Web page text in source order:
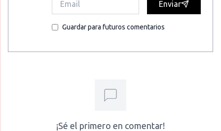
Enviar
Guardar para futuros comentarios
¡Sé el primero en comentar!